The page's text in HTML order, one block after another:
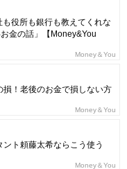
も役所も銀行も教えてくれな
金の話」【Money&You
Money＆You
！老後のお金で損しない方
Money＆You
ト頼藤太希ならこう使う
Money＆You